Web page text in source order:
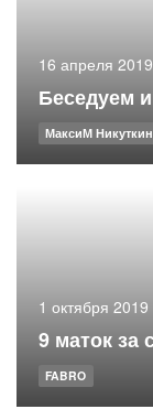
16 апреля 2019
Беседуем
МаксиМ Никуткин
1 октября 2019
9 маток за
FABRO